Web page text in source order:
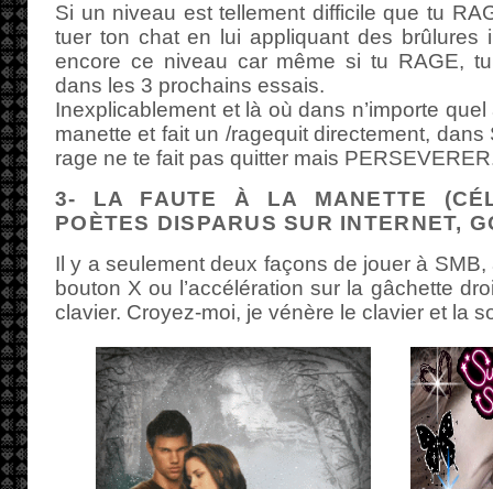
Si un niveau est tellement difficile que tu
tuer ton chat en lui appliquant des brûlures
encore ce niveau car même si tu RAGE,
dans les 3 prochains essais.
Inexplicablement et là où dans n’importe
manette et fait un /ragequit directement, dans
rage ne te fait pas quitter mais
3- LA FAUTE À LA MANETTE
POÈTES DISPARUS SUR INTERNET,
Il y a seulement deux façons de jouer à SMB,
bouton X ou l’accélération sur la gâchette
clavier. Croyez-moi, je vénère le clavier et la